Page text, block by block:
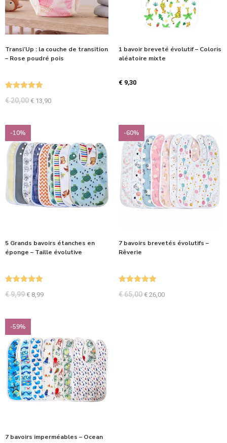
Transi’Up : la couche de transition
– Rose poudré pois
€20,00 € 13,90
1 bavoir breveté évolutif – Coloris
aléatoire mixte
€ 9,30
-10%
5 Grands bavoirs étanches en
éponge – Taille évolutive
€9,99 € 8,99
-60%
7 bavoirs brevetés évolutifs –
Rêverie
€65,00 € 26,00
-59%
7 bavoirs imperméables – Ocean